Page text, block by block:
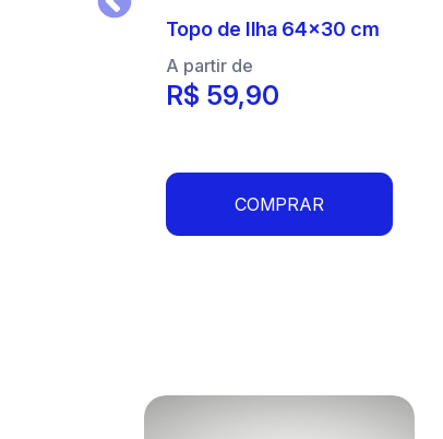
Topo de Ilha 64x30 cm
A partir de
R$ 59,90
COMPRAR
Anterior